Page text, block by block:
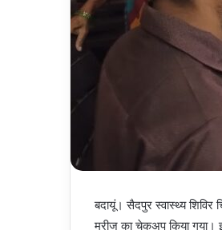
बदायूं। सैदपुर स्वास्थ्य शिविर
मरीज का चेकअप किया गया।